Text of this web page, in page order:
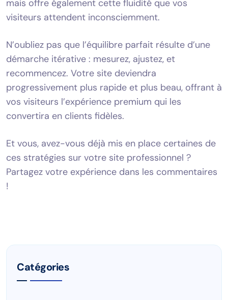
mais offre également cette fluidité que vos
visiteurs attendent inconsciemment.
N’oubliez pas que l’équilibre parfait résulte d’une
démarche itérative : mesurez, ajustez, et
recommencez. Votre site deviendra
progressivement plus rapide et plus beau, offrant à
vos visiteurs l’expérience premium qui les
convertira en clients fidèles.
Et vous, avez-vous déjà mis en place certaines de
ces stratégies sur votre site professionnel ?
Partagez votre expérience dans les commentaires
!
Catégories